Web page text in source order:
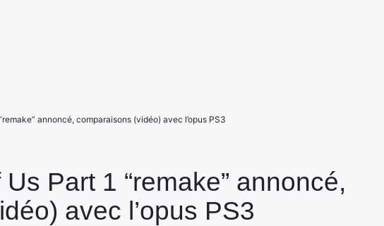
Part 1 “remake” annoncé,
avec l’opus PS3
annoncé, comparaisons (vidéo) avec l’opus PS3